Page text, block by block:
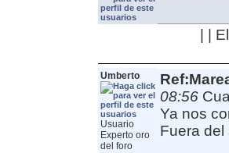
| |
Umberto
Usuario
Experto oro
del foro
08:56
Ya nos
Fuera